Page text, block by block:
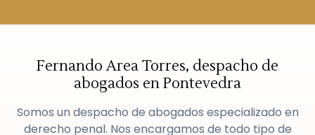
Fernando Area Torres, despacho de
abogados en Pontevedra
Somos un despacho de abogados especializado en
derecho penal. Nos encargamos de todo tipo de